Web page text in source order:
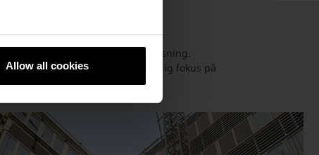
Allow all cookies
med valget av riktig fasadeløsning.
renoveringsprosjekter, med særlig fokus på